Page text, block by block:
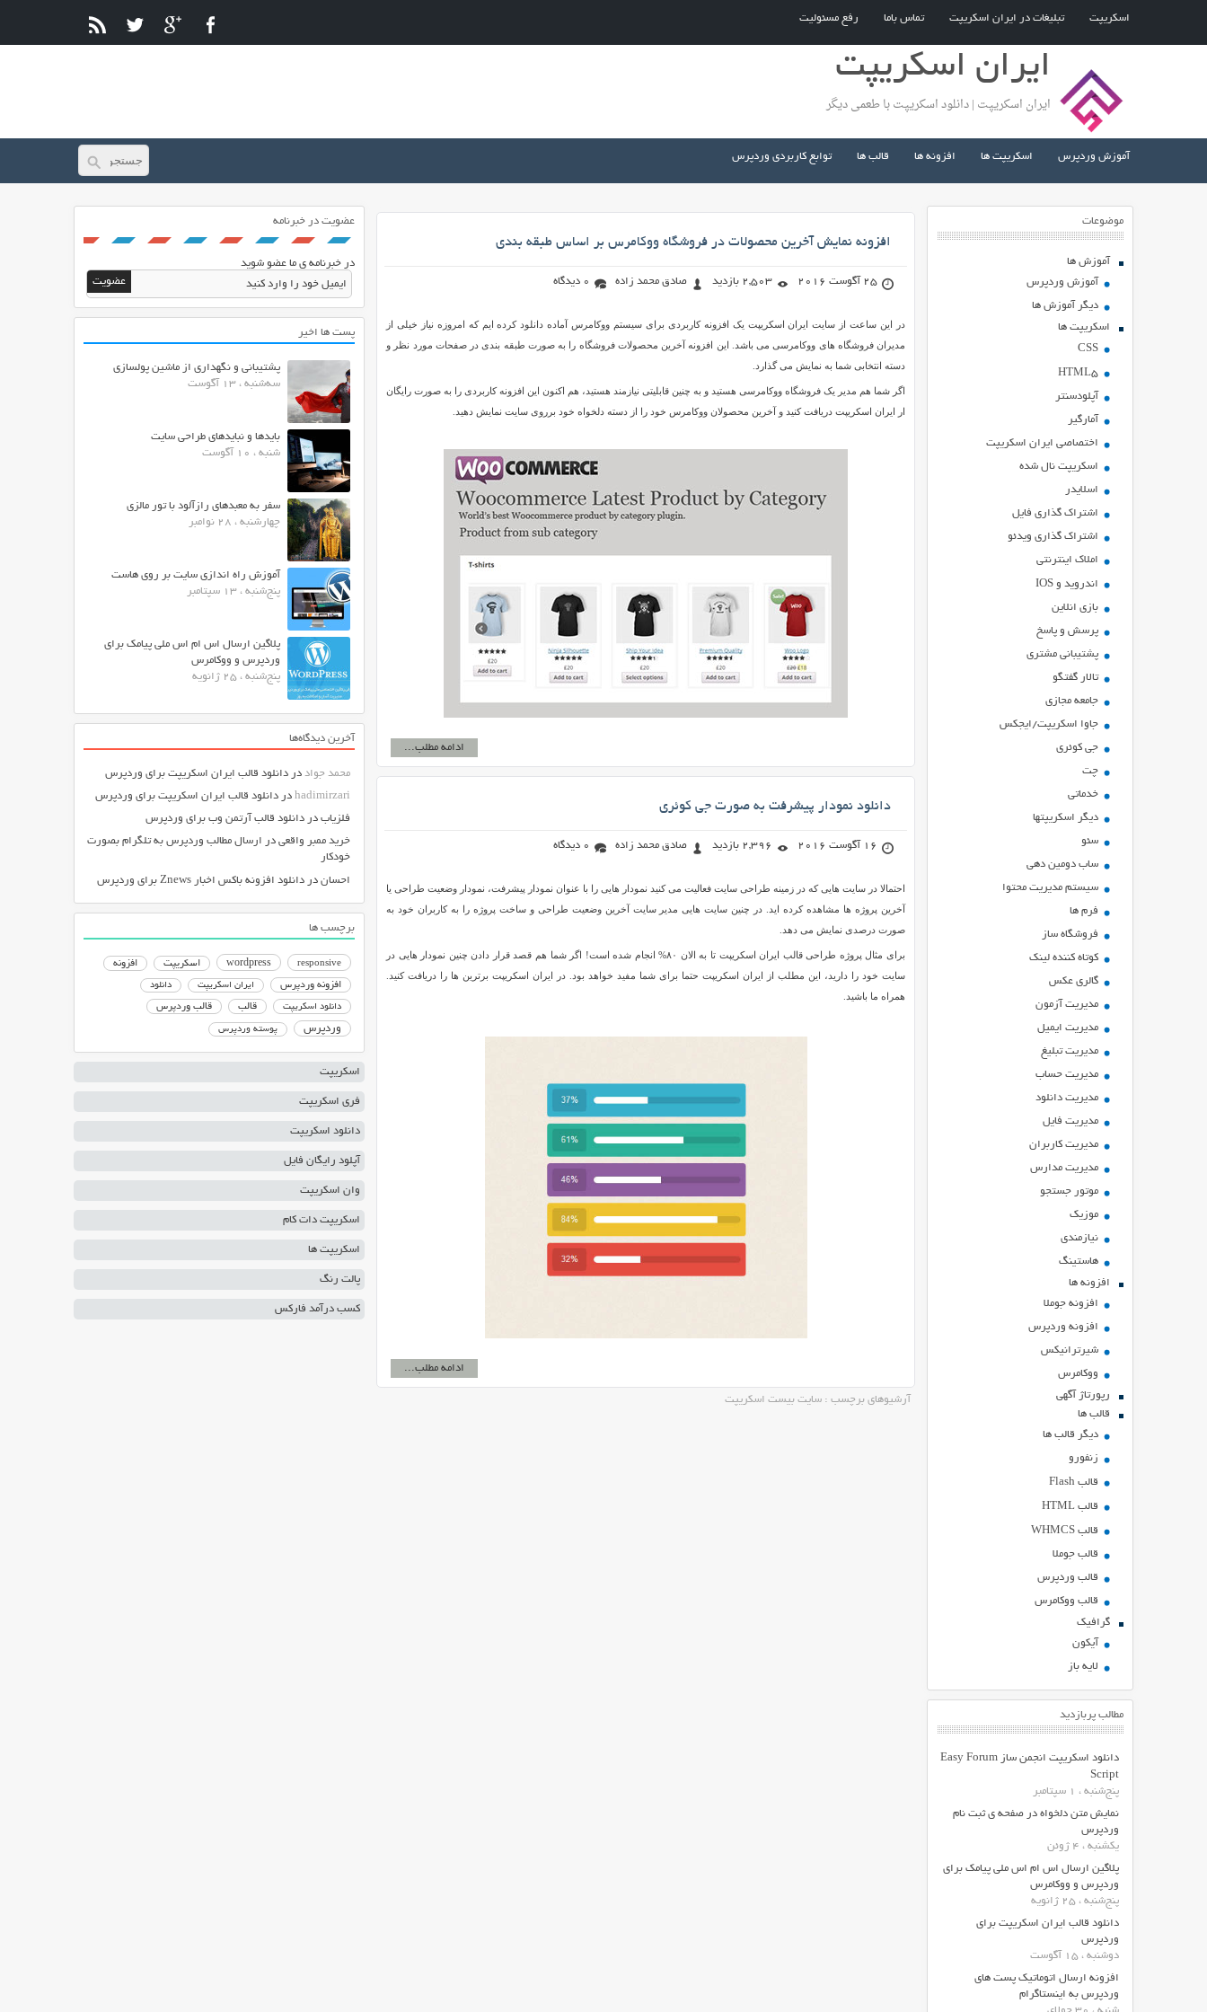
اسکریپت تبلیغات در ایران اسکریپت تماس باما رفع مسئولیت
ایران اسکریپت
ایران اسکریپت | دانلود اسکریپت با طعمی دیگر
آموزش وردپرس اسکریپت ها افزونه ها قالب ها توابع کاربردی وردپرس
موضوعات
آموزش ها
آموزش وردپرس
دیگر آموزش ها
اسکریپت ها
CSS
HTML5
آپلودسنتر
آمارگیر
اختصاصی ایران اسکریپت
اسکریپت نال شده
اسلایدر
اشتراك گذاري فايل
اشتراک گذاری ویدئو
املاک اینترنتی
اندروید و IOS
بازي انلاين
پرسش و پاسخ
پشتیبانی مشتری
تالار گفتگو
جامعه مجازی
جاوا اسکریپت/ایجکس
جی کوئری
چت
خدماتی
ديگر اسكريپتها
سئو
ساب دومین دهی
سیستم مدیریت محتوا
فرم ها
فروشگاه ساز
کوتاه کننده لینک
گالری عکس
مدیریت آزمون
مدیریت ایمیل
مدیریت تبلیغ
مدیریت حساب
مدیریت دانلود
مدیریت فایل
مدیریت کاربران
مدیریت مدارس
موتور جستجو
موزیک
نیازمندی
هاستينگ
افزونه ها
افزونه جوملا
افزونه وردپرس
شیرترانیکس
ووکامرس
رپورتاژ آگهی
قالب ها
دیگر قالب ها
زنفورو
قالب Flash
قالب HTML
قالب WHMCS
قالب جوملا
قالب وردپرس
قالب ووکامرس
گرافیک
آیکون
لایه باز
مطالب پربازدید
دانلود اسکریپت انجمن ساز Easy Forum
Script
پنج‌شنبه ، 1 سپتامبر
نمایش متن دلخواه در صفحه ی ثبت نام
وردپرس
یکشنبه ، 4 ژوئن
پلاگین ارسال اس ام اس ملی پیامک برای
وردپرس و ووکامرس
پنج‌شنبه ، 25 ژانویه
دانلود قالب ایران اسکریپت برای
وردپرس
دوشنبه ، 15 آگوست
افزونه ارسال اتوماتیک پست های
وردپرس به اینستاگرام
افزونه نمایش آخرین محصولات در فروشگاه ووکامرس بر اساس طبقه بندی
25 آگوست 2016 2,503 بازدید صادق محمد زاده 0 دیدگاه
در این ساعت از سایت ایران اسکریپت یک افزونه کاربردی برای سیستم ووکامرس آماده دانلود کرده ایم که امروزه نیاز خیلی از
مدیران فروشگاه های ووکامرسی می باشد. این افزونه آخرین محصولات فروشگاه را به صورت طبقه بندی در صفحات مورد نظر و
دسته انتخابی شما به نمایش می گذارد.
اگر شما هم مدیر یک فروشگاه ووکامرسی هستید و به چنین قابلیتی نیازمند هستید، هم اکنون این افزونه کاربردی را به صورت رایگان
ار ایران اسکریپت دریافت کنید و آخرین محصولان ووکامرس خود را از دسته دلخواه خود برروی سایت نمایش دهید.
ادامه مطلب...
دانلود نمودار پیشرفت به صورت جی کوئری
16 آگوست 2016 2,396 بازدید صادق محمد زاده 0 دیدگاه
احتمالا در سایت هایی که در زمینه طراحی سایت فعالیت می کنید نمودار هایی را با عنوان نمودار پیشرفت، نمودار وضعیت طراحی یا
آخرین پروژه ها مشاهده کرده اید. در چنین سایت هایی مدیر سایت آخرین وضعیت طراحی و ساخت پروژه را به کاربران خود به
صورت درصدی نمایش می دهد.
برای مثال پروژه طراحی قالب ایران اسکریپت تا به الان ۸۰% انجام شده است! اگر شما هم قصد قرار دادن چنین نمودار هایی در
سایت خود را دارید، این مطلب از ایران اسکریپت حتما برای شما مفید خواهد بود. در ایران اسکریپت برترین ها را دریافت کنید.
همراه ما باشید.
ادامه مطلب...
آرشیوهای برچسب : سایت بیست اسکریپت
عضویت در خبرنامه
در خبرنامه ی ما عضو شوید
پست ها اخیر
پشتیبانی و نگهداری از ماشین پولسازی
سه‌شنبه ، 13 آگوست
بایدها و نبایدهای طراحی سایت
شنبه ، 10 آگوست
سفر به معبدهای رازآلود با تور مالزی
چهارشنبه ، 28 نوامبر
آموزش راه اندازی سایت بر روی هاست
پنج‌شنبه ، 13 سپتامبر
پلاگین ارسال اس ام اس ملی پیامک برای
وردپرس و ووکامرس
پنج‌شنبه ، 25 ژانویه
آخرین دیدگاه‌ها
محمد جواد در دانلود قالب ایران اسکریپت برای وردپرس
hadimirzari در دانلود قالب ایران اسکریپت برای وردپرس
فلزیاب در دانلود قالب آرتمن وب برای وردپرس
خرید ممبر واقعی در ارسال مطالب وردپرس به تلگرام بصورت
خودکار
احسان در دانلود افزونه باکس اخبار Znews برای وردپرس
برچسب ها
responsive
wordpress اسکریپت
افزونه
افزونه وردپرس
ایران اسکریپت دانلود
دانلود اسکریپت قالب قالب وردپرس
وردپرس پوسته وردپرس
اسکریپت
فری اسکریپت
دانلود اسکریپت
آپلود رایگان فایل
وان اسکریپت
اسکریپت دات کام
اسکریپت ها
پالت رنگ
کسب درآمد فارکس